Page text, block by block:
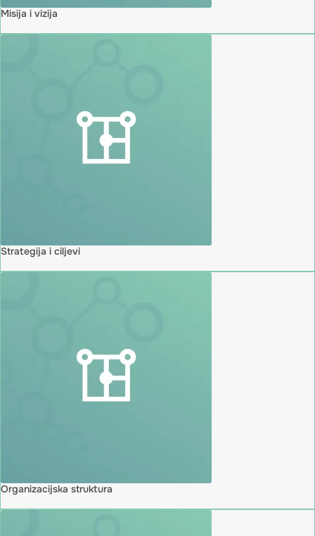
Misija i vizija
Strategija i ciljevi
Organizacijska struktura